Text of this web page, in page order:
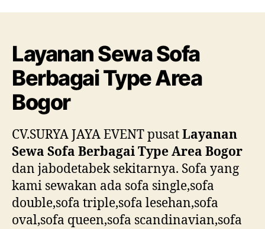
Layanan Sewa Sofa
Berbagai Type Area
Bogor
CV.SURYA JAYA EVENT pusatLayanan
Sewa Sofa Berbagai Type Area Bogor
dan jabodetabek sekitarnya. Sofa yang
kami sewakan ada sofa single,sofa
double,sofa triple,sofa lesehan,sofa
oval,sofa queen,sofa scandinavian,sofa